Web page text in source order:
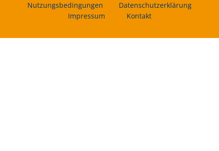
Nutzungsbedingungen
Datenschutzerklärung
Impressum
Kontakt